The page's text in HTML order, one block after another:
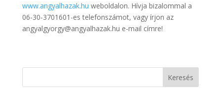
www.angyalhazak.hu weboldalon. Hívja bizalommal a
06-30-3701601-es telefonszámot, vagy írjon az
angyalgyorgy@angyalhazak.hu e-mail címre!